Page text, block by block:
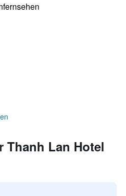
Thanh Lan Hotel